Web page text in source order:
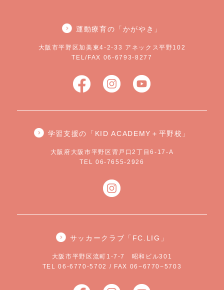
運動療育の「かがやき」
大阪市平野区加美東4-2-33 アネックス平野102
TEL/FAX 06-6793-8277
学習支援の「KID ACADEMY＋平野校」
大阪府大阪市平野区背戸口2丁目6-17-A
TEL 06-7655-2926
サッカークラブ「FC.LIG」
大阪市平野区流町1-7-7 昭和ビル301
TEL 06-6770-5702 / FAX 06−6770−5703